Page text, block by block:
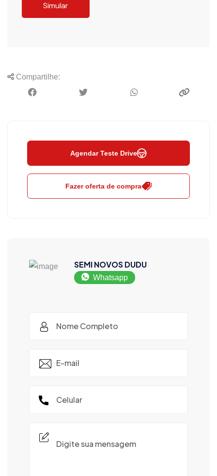
Simular
Compartilhe:
Agendar Teste Drive
Fazer oferta de compra
SEMI NOVOS DUDU
Whatsapp